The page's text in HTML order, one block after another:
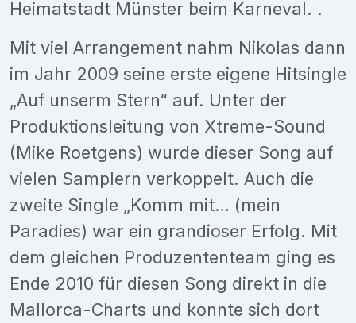
Heimatstadt Münster beim Karneval. .
Mit viel Arrangement nahm Nikolas dann
im Jahr 2009 seine erste eigene Hitsingle
„Auf unserm Stern“ auf. Unter der
Produktionsleitung von Xtreme-Sound
(Mike Roetgens) wurde dieser Song auf
vielen Samplern verkoppelt. Auch die
zweite Single „Komm mit… (mein
Paradies) war ein grandioser Erfolg. Mit
dem gleichen Produzententeam ging es
Ende 2010 für diesen Song direkt in die
Mallorca-Charts und konnte sich dort